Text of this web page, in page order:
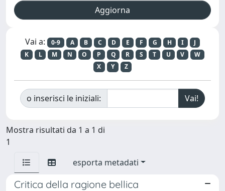
Vai a: 0-9 A B C D E F G H I
J
K
L M N O P Q R S T U V
W
X
Y Z
o inserisci le iniziali:
Mostra risultati da 1 a 1 di
1
esporta metadati
Critica della ragione bellica